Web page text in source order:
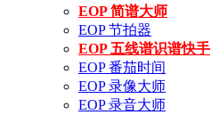
EOP 简谱大师
EOP 节拍器
EOP 五线谱识谱快手
EOP 番茄时间
EOP 录像大师
EOP 录音大师